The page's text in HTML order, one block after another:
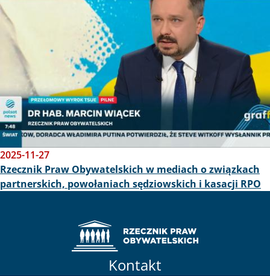
2025-11-27
Rzecznik Praw Obywatelskich w mediach o związkach
partnerskich, powołaniach sędziowskich i kasacji RPO
Kontakt